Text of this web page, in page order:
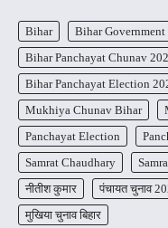
Bihar Bihar Government
Bihar Panchayat Chunav
Bihar Panchayat Election
Mukhiya Chunav Bihar
Panchayat Election
Samrat Chaudhary
नीतीश कुमार
पंचायत चुनाव
मुखिया चुनाव बिहार